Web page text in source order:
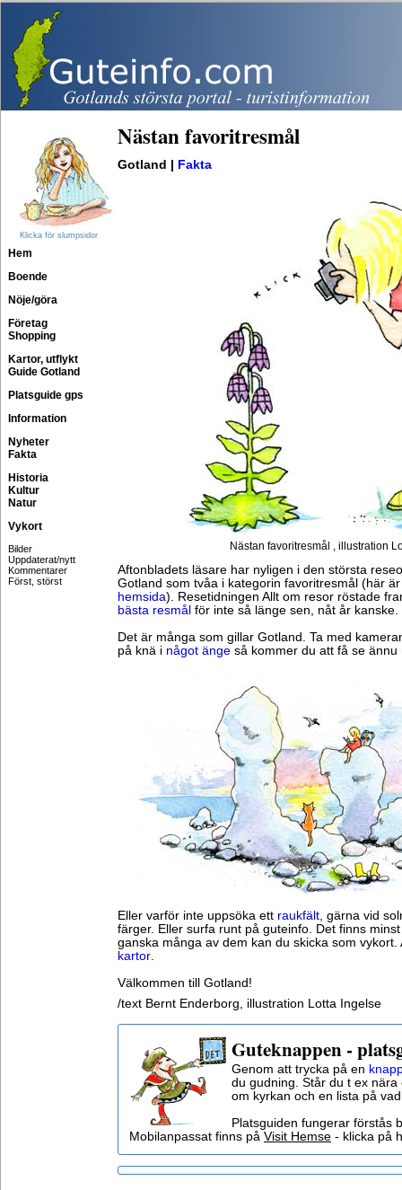
Klicka för slumpsidor
Hem
Boende
Nöje/göra
Företag
Shopping
Kartor, utflykt
Guide Gotland
Platsguide gps
Information
Nyheter
Fakta
Historia
Kultur
Natur
Vykort
Bilder
Uppdaterat/nytt
Kommentarer
Först, störst
Nästan favoritresmål
Gotland | Fakta
Nästan favoritresmål , illustration
Aftonbladets läsare har nyligen i den största
Gotland som tvåa i kategorin favoritresmål (här
hemsida). Resetidningen Allt om resor röstade
bästa resmål för inte så länge sen, nåt år kanske.
Det är många som gillar Gotland. Ta med
på knä i något änge så kommer du att få se ännu
Eller varför inte uppsöka ett raukfält, gärna vid
färger. Eller surfa runt på guteinfo. Det finns
ganska många av dem kan du skicka som vykort.
kartor.
Välkommen till Gotland!
/text Bernt Enderborg, illustration Lotta Ingelse
Guteknappen -
Genom att trycka på en
du gudning. Står du t ex
om kyrkan och en lista på
Platsguiden fungerar förstås
Mobilanpassat finns på Visit Hemse - klicka på